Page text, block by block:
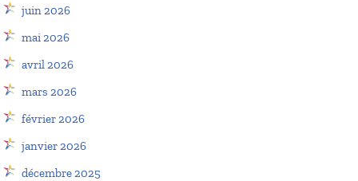
juin 2026
mai 2026
avril 2026
mars 2026
février 2026
janvier 2026
décembre 2025